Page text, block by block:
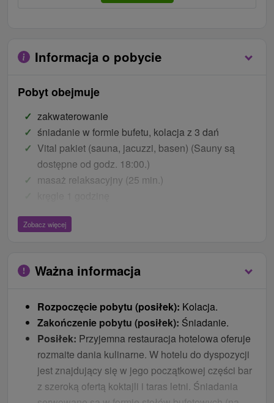
Informacja o pobycie
Pobyt obejmuje
zakwaterowanie
śniadanie w formie bufetu, kolacja z 3 dań
Vital pakiet (sauna, jacuzzi, basen) (Sauny są
dostępne od godz. 18:00.)
masaż relaksacyjny (25 min.)
Ceny - Bonusy
bedminton)
punktów)
20 % zniżki na wszystkie masaże
WiFi
parking
dzieci
Zobacz więcej
Ważna informacja
Rozpoczęcie pobytu (posiłek): Kolacja.
Zakończenie pobytu (posiłek): Śniadanie.
Posiłek: Przyjemna restauracja hotelowa oferuje
rozmaite dania kulinarne. W hotelu do dyspozycji
jest znajdujący się w jego początkowej części bar
z szeroką ofertą koktajli i taras letni. Śniadania